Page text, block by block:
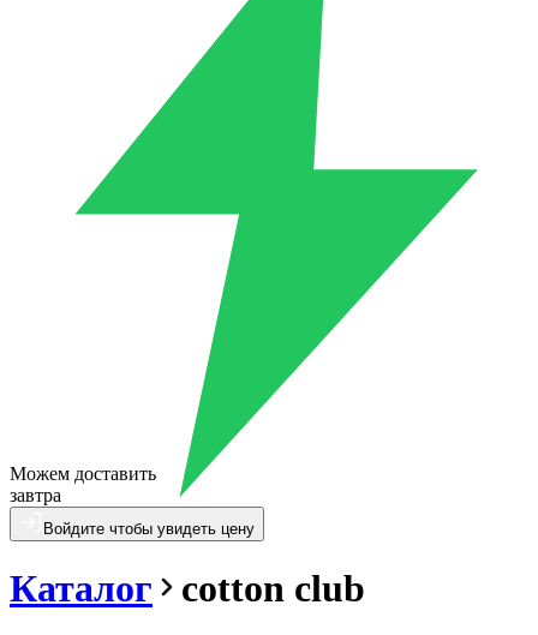
Можем доставить
завтра
Войдите чтобы увидеть цену
Каталог cotton club